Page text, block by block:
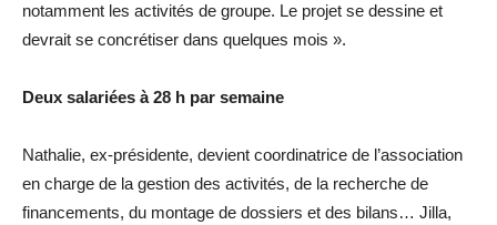
notamment les activités de groupe. Le projet se dessine et
devrait se concrétiser dans quelques mois ».
Deux salariées à 28 h par semaine
Nathalie, ex-présidente, devient coordinatrice de l’association
en charge de la gestion des activités, de la recherche de
financements, du montage de dossiers et des bilans… Jilla,